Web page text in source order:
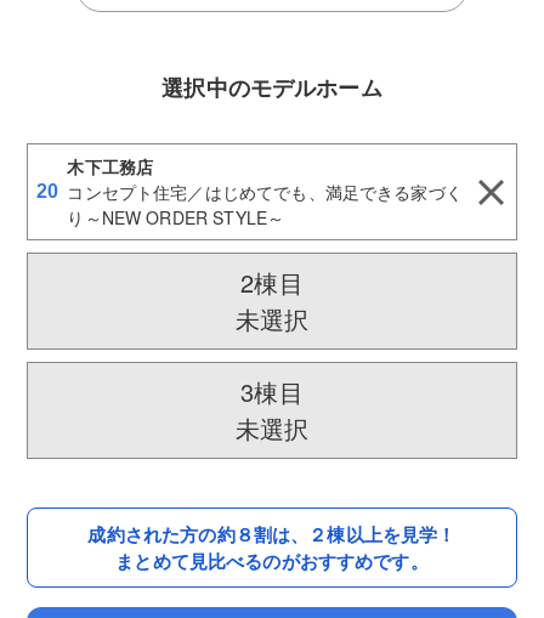
選択中のモデルホーム
20
木下工務店
コンセプト住宅／はじめてでも、満足できる家づく
り～NEW ORDER STYLE～
2棟目
未選択
3棟目
未選択
成約された方の約８割は、 ２棟以上を見学！
まとめて見比べるのがおすすめです。